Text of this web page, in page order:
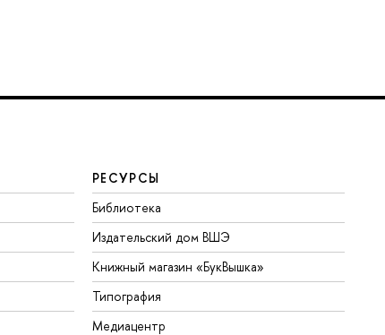
РЕСУРСЫ
Библиотека
Издательский дом ВШЭ
Книжный магазин «БукВышка»
Типография
Медиацентр